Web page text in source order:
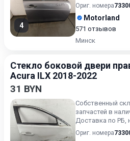
4
получения
Ориг. номера
Motorland
571 отзывов
Минск
Стекло боковой двери
Acura ILX 2018-2022
31 BYN
Собственный
запчастей в
Доставка по РБ,
получения
Ориг. номера